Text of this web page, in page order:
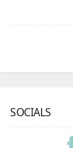
SOCIALS